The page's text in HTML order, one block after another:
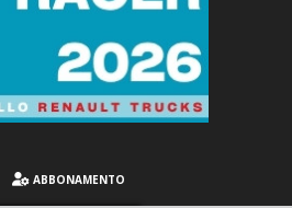
ABBONAMENTO